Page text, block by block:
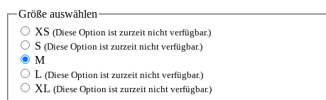
Größe auswählen
XS (Diese Option ist zurzeit nicht verfügbar.)
S (Diese Option ist zurzeit nicht verfügbar.)
M
L (Diese Option ist zurzeit nicht verfügbar.)
XL (Diese Option ist zurzeit nicht verfügbar.)